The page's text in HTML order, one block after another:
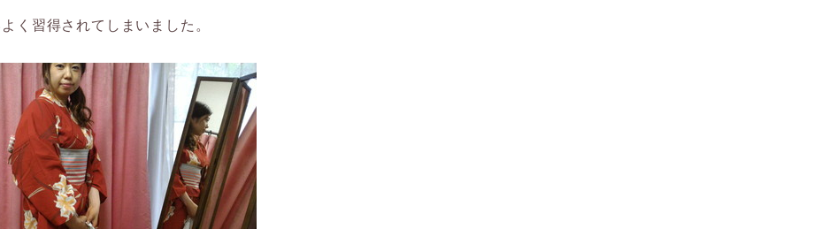
く習得されてしまいました。